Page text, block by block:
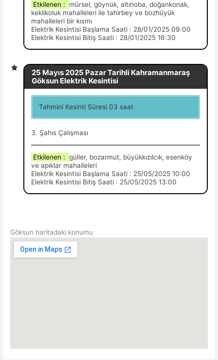
Etkilenen : mürsel, göynük, altınoba, doğankonak,
keklikoluk mahalleleri ile tahirbey ve bozhüyük
mahalleleri bir kısmı
Elektrik Kesintisi Başlama Saati : 28/01/2025 09:00
Elektrik Kesintisi Bitiş Saati : 28/01/2025 16:30
25 Mayıs 2025 Pazar Tarihli Kahramanmaraş
Göksun Elektrik Kesintisi
Tahmini Kesinti Süresi 03 saat
3. Şahıs Çalışması
Etkilenen :güller, bozarmut, büyükkızılcık, esenköy
ve apıklar mahalleleri
Elektrik Kesintisi Başlama Saati : 25/05/2025 10:00
Elektrik Kesintisi Bitiş Saati : 25/05/2025 13:00
Göksun haritadaki konumu